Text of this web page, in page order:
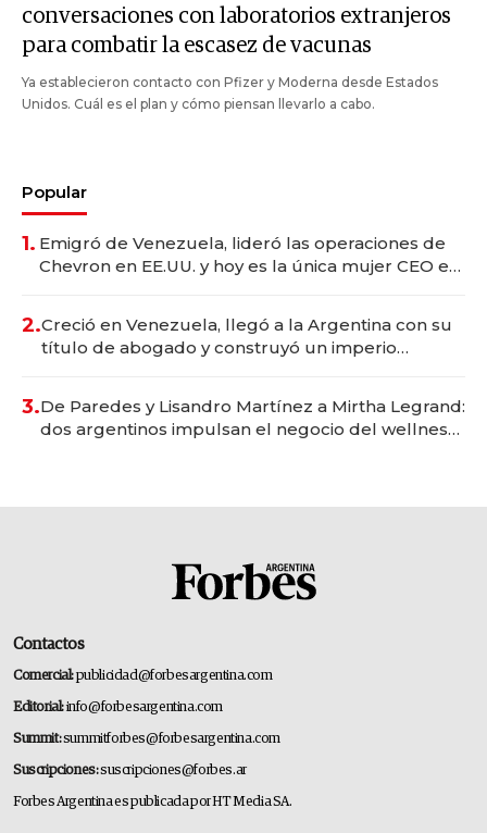
conversaciones con laboratorios extranjeros
para combatir la escasez de vacunas
Ya establecieron contacto con Pfizer y Moderna desde Estados
Unidos. Cuál es el plan y cómo piensan llevarlo a cabo.
Popular
1. Emigró de Venezuela, lideró las operaciones de
Chevron en EE.UU. y hoy es la única mujer CEO en
2.Creció en Venezuela, llegó a la Argentina con su
título de abogado y construyó un imperio
3.De Paredes y Lisandro Martínez a Mirtha Legrand:
dos argentinos impulsan el negocio del wellness
Contactos
Comercial:publicidad@forbesargentina.com
Editorial:info@forbesargentina.com
Summit:summitforbes@forbesargentina.com
Suscripciones:suscripciones@forbes.ar
Forbes Argentina es publicada por HT Media SA.